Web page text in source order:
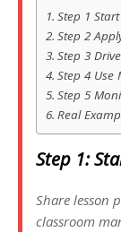
Step 1
Step 2
Step 3
Step 4 Use
Step 5
Real
Step 1:
Share lesson
classroom